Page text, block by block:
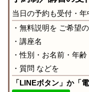
当日の予約も受付・年
・無料説明を ご希望
・講座名
・性別・お名前・年齢
・質問 などを
「LINEボタン」か「